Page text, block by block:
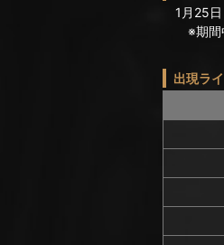
1月25日
※期間中
出現ラ